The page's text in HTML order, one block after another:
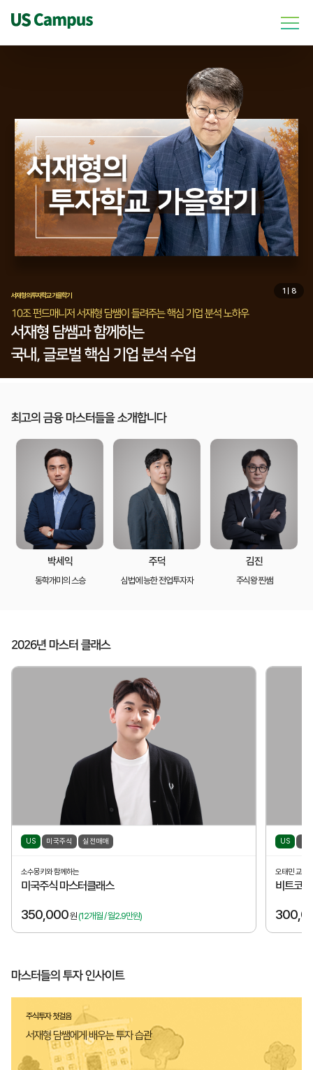
1ㅣ8
서재형의 투자학교 가을학기
10조 펀드매니저 서재형 담쌤이 들려주는 핵심 기업 분석 노하우
서재형 담쌤과 함께하는
국내, 글로벌 핵심 기업 분석 수업
최고의 금융 마스터들을 소개합니다
박세익
동학개미의 스승
주덕
심법에 능한 전업투자자
김진
주식왕 찐쌤
2026년 마스터 클래스
US 미국주식 실전매매
소수몽키와 함께하는
미국주식 마스터클래스
350,000원(12개월 / 월2.9만원)
US
오태민 교수
비트코
마스터들의 투자 인사이트
주식투자 첫걸음
서재형 담쌤에게 배우는 투자 습관